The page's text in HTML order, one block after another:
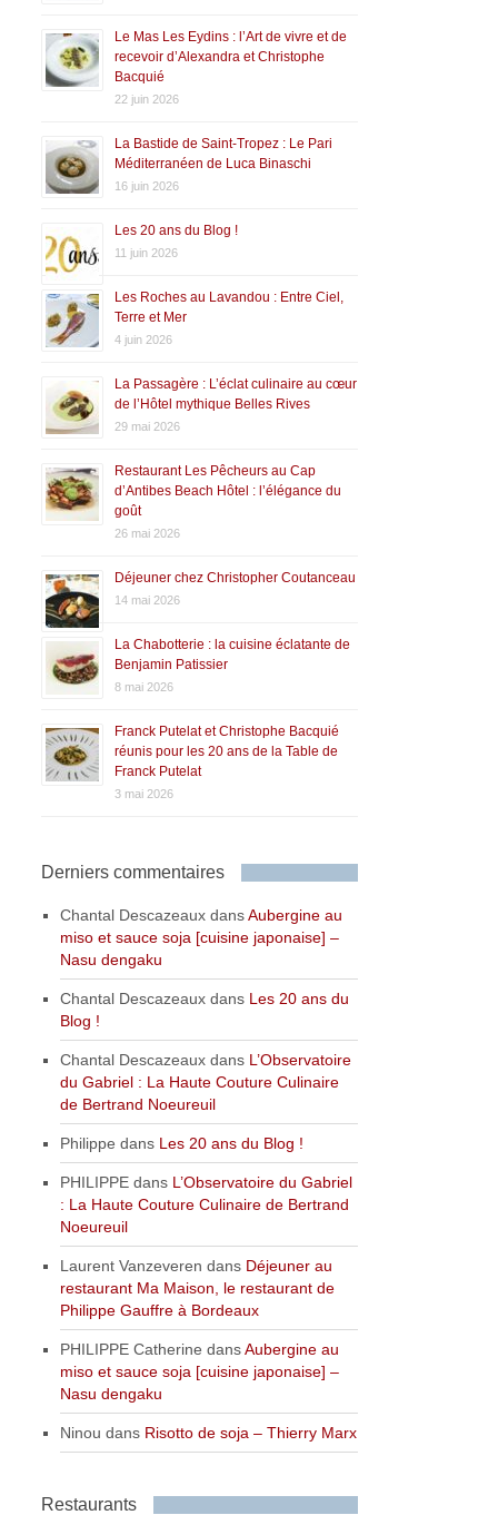
Le Mas Les Eydins : l’Art de vivre et de
recevoir d’Alexandra et Christophe
Bacquié
22 juin 2026
La Bastide de Saint-Tropez : Le Pari
Méditerranéen de Luca Binaschi
16 juin 2026
Les 20 ans du Blog !
11 juin 2026
Les Roches au Lavandou : Entre Ciel,
Terre et Mer
4 juin 2026
La Passagère : L’éclat culinaire au cœur
de l’Hôtel mythique Belles Rives
29 mai 2026
Restaurant Les Pêcheurs au Cap
d’Antibes Beach Hôtel : l’élégance du
goût
26 mai 2026
Déjeuner chez Christopher Coutanceau
14 mai 2026
La Chabotterie : la cuisine éclatante de
Benjamin Patissier
8 mai 2026
Franck Putelat et Christophe Bacquié
réunis pour les 20 ans de la Table de
Franck Putelat
3 mai 2026
Derniers commentaires
Chantal Descazeaux dansAubergine au
miso et sauce soja [cuisine japonaise] –
Nasu dengaku
Chantal Descazeaux dans Les 20 ans du
Blog !
Chantal Descazeaux dans L’Observatoire
du Gabriel : La Haute Couture Culinaire
de Bertrand Noeureuil
Philippe dans Les 20 ans du Blog !
PHILIPPE dans L’Observatoire du Gabriel
: La Haute Couture Culinaire de Bertrand
Noeureuil
Laurent Vanzeveren dans Déjeuner au
restaurant Ma Maison, le restaurant de
Philippe Gauffre à Bordeaux
PHILIPPE Catherine dansAubergine au
miso et sauce soja [cuisine japonaise] –
Nasu dengaku
Ninou dans Risotto de soja – Thierry Marx
Restaurants